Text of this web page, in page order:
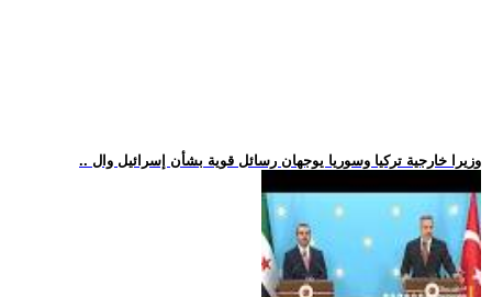
.. وزيرا خارجية تركيا وسوريا يوجهان رسائل قوية بشأن إسرائيل وال